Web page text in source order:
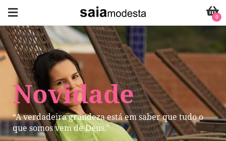
Novidade
“A verdadeira grandeza está em saber que tudo o
que somos vem de Deus."
0